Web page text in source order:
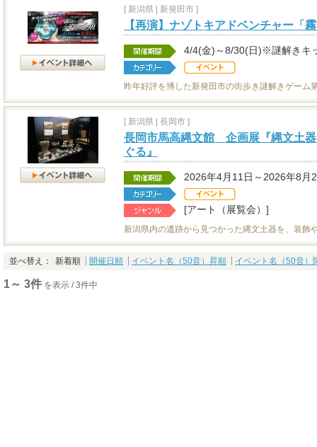
[ 新潟県 新発田市 ]
【再演】ナゾトキアドベンチャー「
4/4(金)～8/30(日)※謎解きキ
昨年好評を博した新発田市の街歩き謎解きゲーム
[ 新潟県 長岡市 ]
長岡市馬高縄文館 企画展『縄文土
ぐる』
2026年4月11日～2026年8月
[アート（展覧会）]
新潟県内の遺跡から見つかった縄文土器を、装飾
並べ替え： 新着順 開催日順 イベント名（50音）昇順 イベント名（50音）
1～ 3件 を表示 / 3件中